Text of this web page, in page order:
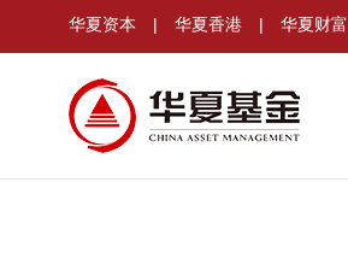
华夏资本 | 华夏香港 | 华夏财富